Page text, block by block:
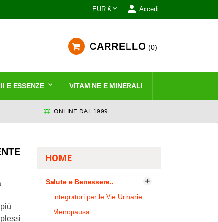
EUR €  Accedi
CARRELLO 0
E ESSENZE VITAMINE E MINERALI
ONLINE DAL 1999
HOME
Salute e Benessere.. 
Integratori per le Vie Urinarie
Menopausa